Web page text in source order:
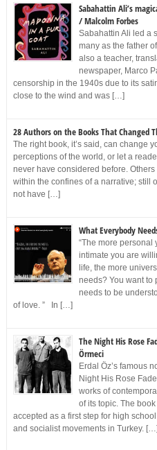
Sabahattin Ali’s
/ Malcolm Forbes
Sabahattin Ali led a
many as the father
also a teacher,
newspaper, Marco
censorship in the 1940s due to its
close to the wind and was […]
28 Authors on the Books That Changed
The right book, it’s said, can change
perceptions of the world, or let a
never have considered before.
within the confines of a narrative; still
not have […]
What Everybody
“The more personal
intimate you are
life, the more
needs? You want to
needs to be
of love. ” In […]
The Night His Rose
Örmeci
Erdal Öz’s famous
Night His Rose
works of
of its topic. The
accepted as a first step for high
and socialist movements in Turkey. […]